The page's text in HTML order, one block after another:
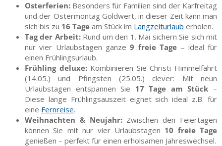
Osterferien: Besonders für Familien sind der Karfreitag
und der Ostermontag Goldwert, in dieser Zeit kann man
sich bis zu 16 Tage am Stück im Langzeiturlaub erholen.
Tag der Arbeit:Rund um den 1. Mai sichern Sie sich mit
nur vier Urlaubstagen ganze 9 freie Tage – ideal für
einen Frühlingsurlaub.
Frühling deluxe:Kombinieren Sie Christi Himmelfahrt
(14.05.) und Pfingsten (25.05.) clever: Mit neun
Urlaubstagen entspannen Sie 17 Tage am Stück –
Diese lange Frühlingsauszeit eignet sich ideal z.B. für
eine Fernreise.
Weihnachten & Neujahr:Zwischen den Feiertagen
können Sie mit nur vier Urlaubstagen 10 freie Tage
genießen – perfekt für einen erholsamen Jahreswechsel.